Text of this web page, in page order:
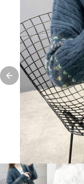
Previous slide